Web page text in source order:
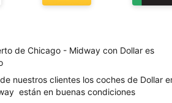
de Chicago - Midway con Dollar es
nuestros clientes los coches de Dollar
están en buenas condiciones